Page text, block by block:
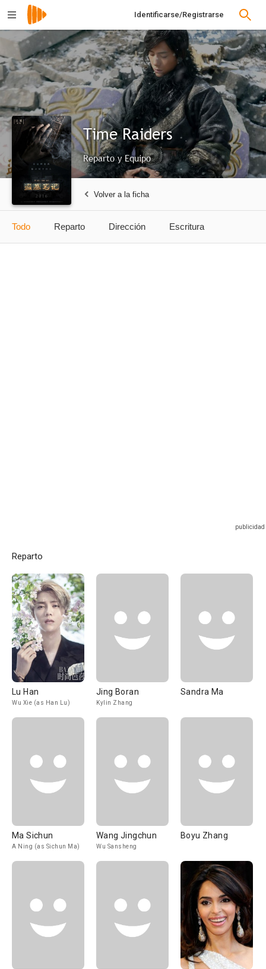
Identificarse/Registrarse
Time Raiders
Reparto y Equipo
Volver a la ficha
Todo Reparto Dirección Escritura
Reparto
Lu Han
Wu Xie (as Han Lu)
Jing Boran
Kylin Zhang
Sandra Ma
Ma Sichun
A Ning (as Sichun Ma)
Wang Jingchun
Wu Sansheng
Boyu Zhang